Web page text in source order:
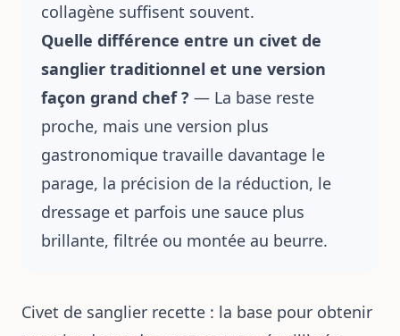
collagène suffisent souvent.
Quelle différence entre un civet de
sanglier traditionnel et une version
façon grand chef ? — La base reste
proche, mais une version plus
gastronomique travaille davantage le
parage, la précision de la réduction, le
dressage et parfois une sauce plus
brillante, filtrée ou montée au beurre.
Civet de sanglier recette : la base pour obtenir